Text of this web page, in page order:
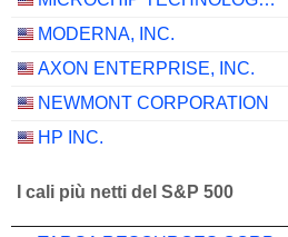
MODERNA, INC.
AXON ENTERPRISE, INC.
NEWMONT CORPORATION
HP INC.
I cali più netti del S&P 500